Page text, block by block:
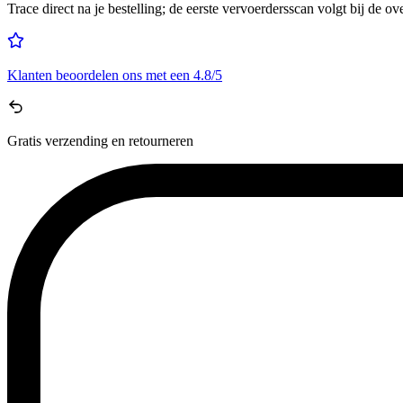
Trace direct na je bestelling; de eerste vervoerdersscan volgt bij de
Klanten beoordelen ons met een 4.8/5
Gratis verzending en retourneren